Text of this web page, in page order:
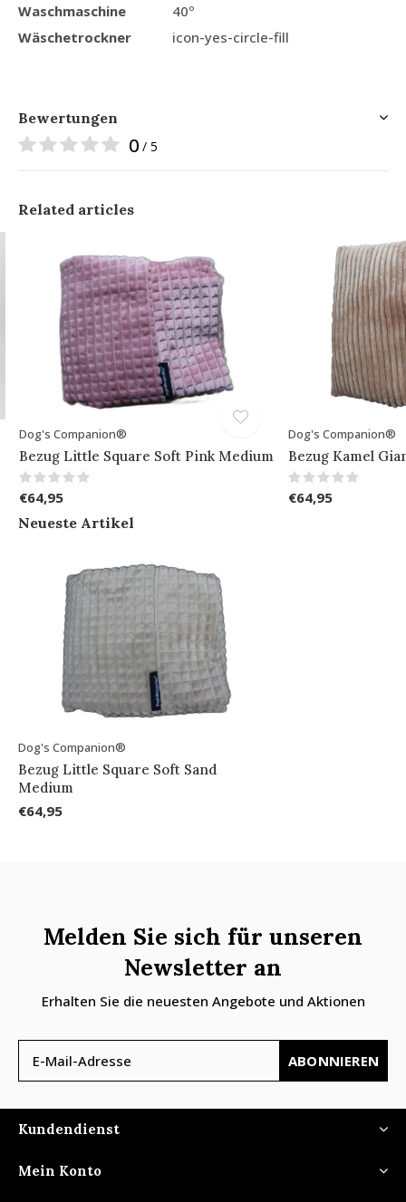
Waschmaschine
40º
Wäschetrockner
icon-yes-circle-fill
Bewertungen
0 / 5
Related articles
Dog's Companion®
Bezug Little Square Soft Pink Medium
€64,95
Dog's Companion®
Bezug Kamel
€64,95
Neueste Artikel
Dog's Companion®
Bezug Little Square Soft Sand
Medium
€64,95
Melden Sie sich für unseren
Newsletter an
Erhalten Sie die neuesten Angebote und Aktionen
ABONNIEREN
Kundendienst
Mein Konto